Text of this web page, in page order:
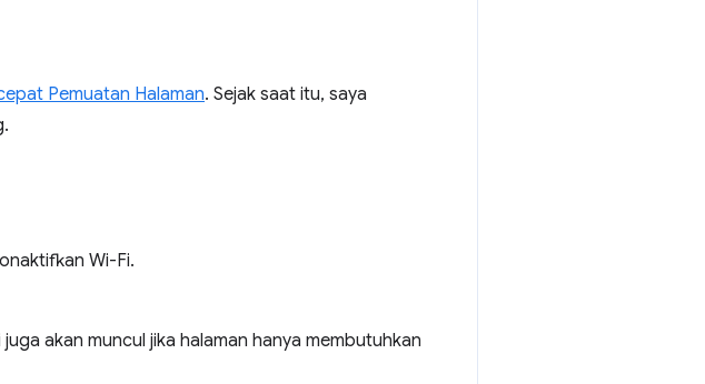
Pemuatan Halaman. Sejak saat itu, saya
Wi-Fi.
akan muncul jika halaman hanya membutuhkan